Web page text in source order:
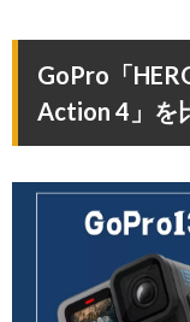
GoPro「
Action 4」を